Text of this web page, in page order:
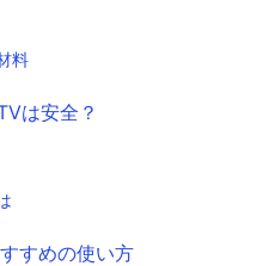
料
は安全？
すめの使い方